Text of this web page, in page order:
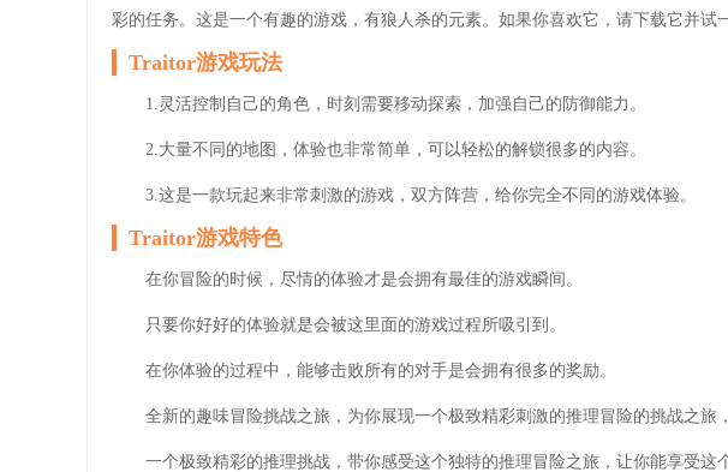
彩的任务。这是一个有趣的游戏，有狼人杀的元素。如果你喜欢它，请下载它并试
Traitor游戏玩法
1.灵活控制自己的角色，时刻需要移动探索，加强自己的防御能力。
2.大量不同的地图，体验也非常简单，可以轻松的解锁很多的内容。
3.这是一款玩起来非常刺激的游戏，双方阵营，给你完全不同的游戏体验。
Traitor游戏特色
在你冒险的时候，尽情的体验才是会拥有最佳的游戏瞬间。
只要你好好的体验就是会被这里面的游戏过程所吸引到。
在你体验的过程中，能够击败所有的对手是会拥有很多的奖励。
全新的趣味冒险挑战之旅，为你展现一个极致精彩刺激的推理冒险的挑战之旅
一个极致精彩的推理挑战，带你感受这个独特的推理冒险之旅，让你能享受这